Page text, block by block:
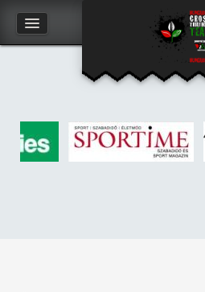
Felhasználói adatlap